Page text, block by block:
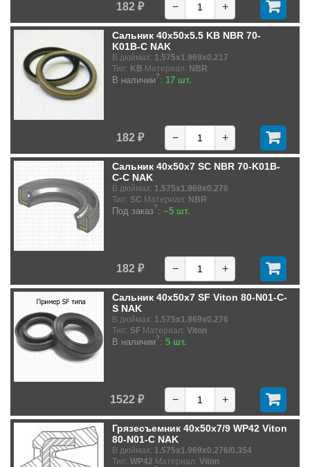
182 ₽ − +
Сальник 40x50x5.5 KB NBR 70-
K01B-C NAK
В дюймах: 1.575x1.969x0.217
Тип: KB Материал: NBR
В наличии?: 17 шт.
182 ₽ − +
Сальник 40x50x7 SC NBR 70-K01B-
C-C NAK
В дюймах: 1.575x1.969x0.276
Тип: SC Материал: NBR
Под заказ?: ~5 шт.
182 ₽ − +
Сальник 40x50x7 SF Viton 80-N01-C-
S NAK
В дюймах: 1.575x1.969x0.276
Тип: SF Материал: Viton
В наличии?: 5 шт.
1522 ₽ − +
Грязесъемник 40x50x7/9 WP42 Viton
80-N01-C NAK
В дюймах: 1.575x1.969x0.276/0.354
Тип: WP42 Материал: Viton